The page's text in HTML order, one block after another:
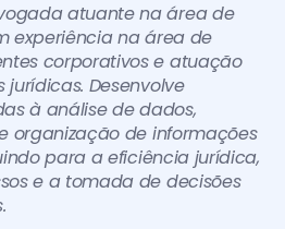
atuante na área de
experiência na área de
corporativos e atuação
Desenvolve
à análise de dados,
organização de informações
para a eficiência jurídica,
e a tomada de decisões